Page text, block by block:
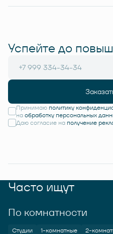
Успейте до
Принимаю политику
на обработку персональных
Даю согласие на получение
Часто ищут
По комнатности
Студии 1-комнатные 2-